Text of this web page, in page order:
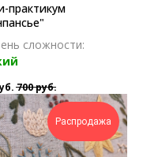
практикум
сложности:
700руб.
Распродажа